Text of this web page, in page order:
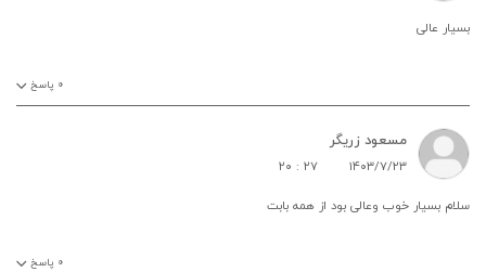
بسیار عالی
۰ پاسخ
مسعود زریگر
۱۴۰۳/۷/۲۳ ۲۰ : ۲۷
سلام بسیار خوب وعالی بود از همه بابت
۰ پاسخ